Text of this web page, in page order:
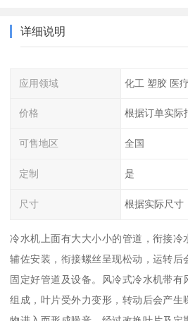
详细说明
应用领域 化工 塑胶 医
价格 根据订单实际
可售地区 全国
定制 是
尺寸 根据实际尺寸
冷水机上面有大大小小的管道，衔接冷
辅佐安装，衔接螺丝呈现松动，运转后
固定好管道及设备。风冷式冷水机带
组成，叶片受外力变形，转动后会产生